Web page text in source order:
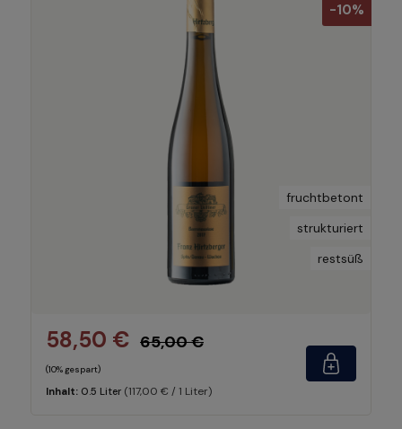
-10%
fruchtbetont
strukturiert
restsüß
58,50 € 65,00 €
(10% gespart)
Inhalt: 0.5 Liter (117,00 € / 1 Liter)